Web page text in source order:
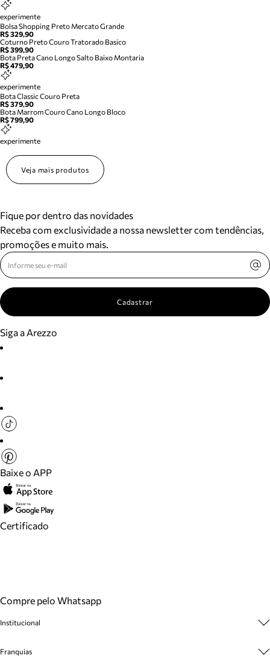
experimente
Bolsa Shopping Preto Mercato Grande
R$ 329,90
Coturno Preto Couro Tratorado Basico
R$ 399,90
Bota Preta Cano Longo Salto Baixo Montaria
R$ 479,90
experimente
Bota Classic Couro Preta
R$ 379,90
Bota Marrom Couro Cano Longo Bloco
R$ 799,90
experimente
Veja mais produtos
Fique por dentro das novidades
Receba com exclusividade a nossa newsletter com tendências,
promoções e muito mais.
Cadastrar
Siga a Arezzo
Baixe o APP
Certificado
Compre pelo Whatsapp
Institucional
Cashback
Franquias